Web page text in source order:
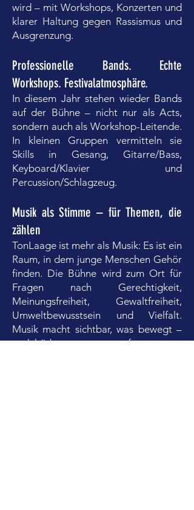
wird – mit Workshops, Konzerten und
klarer Haltung gegen Rassismus und
Ausgrenzung.
Professionelle Bands. Echte
Workshops. Festivalatmosphäre.
In diesem Jahr stehen wieder Bands
auf der Bühne – nicht nur als Acts,
sondern auch als Workshop-Leitende.
In kleinen Gruppen vermitteln sie
Skills in Gesang, Gitarre/Bass,
Keyboard/Klavier und
Percussion/Schlagzeug.
Musik als Stimme – für Themen, die
zählen
TonLaage ist mehr als Musik: Es ist ein
Raum, in dem junge Menschen Gehör
finden. Die Bühne wird zum Ort für
Fragen nach Gerechtigkeit,
Meinungsfreiheit, Gewaltfreiheit,
Umweltbewusstsein und Vielfalt.
Musik macht sichtbar, was bewegt –
und hörbar, was sonst oft ungesagt